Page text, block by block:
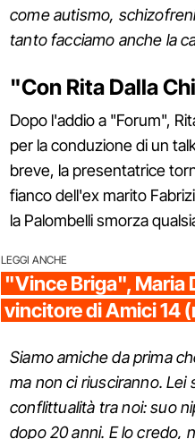
come autismo,
tanto facciamo anche la
"Con Rita Dalla
Dopo l'addio a "Forum",
per la conduzione di un
breve, la presentatrice
fianco dell'ex marito
la Palombelli smorza
LEGGI ANCHE
"Vince Briga", Maria
vincitore di Amici 14
Siamo amiche da prima
ma non ci riusciranno. Lei
conflittualità tra noi: suo
dopo 20 anni. E lo credo,